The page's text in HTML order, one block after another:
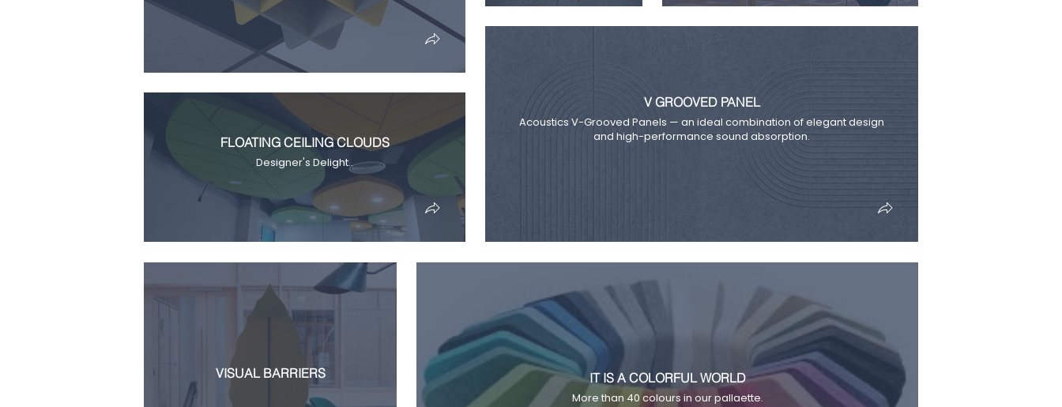
FLOATING CEILING CLOUDS
Designer's Delight..
V GROOVED PANEL
Acoustics V-Grooved Panels — an ideal combination of elegant design
and high-performance sound absorption.
VISUAL BARRIERS IT IS A COLORFUL WORLD
More than 40 colours in our pallaette.